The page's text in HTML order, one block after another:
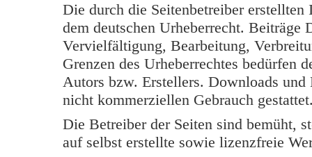
Die durch die Seitenbetreiber
dem deutschen Urheberrecht.
Vervielfältigung, Bearbeitung,
Grenzen des Urheberrechtes bedürfen
Autors bzw. Erstellers. Downloads
nicht kommerziellen Gebrauch
Die Betreiber der Seiten sind bemüht,
auf selbst erstellte sowie lizenzfreie